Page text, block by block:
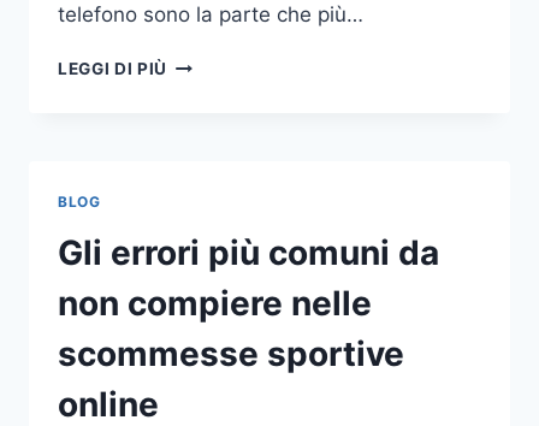
telefono sono la parte che più…
LEGGI DI PIÙ UN
PULIZIA
DELLE
APPARECCHIATURE
DA
BLOG
Gli errori più comuni da
non compiere nelle
scommesse sportive
online